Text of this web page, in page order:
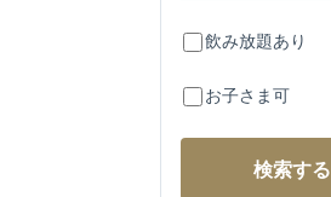
飲み放題あり
お子さま可
検索する